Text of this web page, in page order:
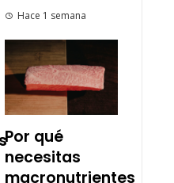
Hace 1 semana
Por qué
necesitas
macronutrientes